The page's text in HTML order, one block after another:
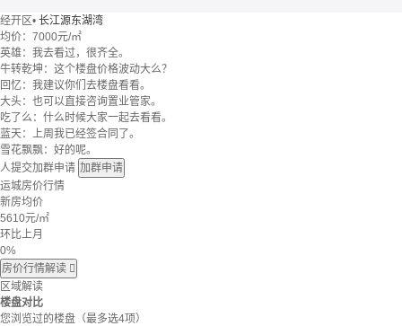
经开区• 长江源东湖湾
均价： 7000元/㎡
英雄：我去看过，很齐全。
牛转乾坤：这个楼盘价格波动大么？
回忆：我建议你们去楼盘看看。
大头：也可以直接咨询置业管家。
吃了么：什么时候大家一起去看看。
蓝天：上周我已经签合同了。
雪花飘飘：好的呢。
人提交加群申请 加群申请
运城房价行情
新房均价
5610元/㎡
环比上月
0%
房价行情解读 
区域解读
楼盘对比
您浏览过的楼盘 （最多选4项）